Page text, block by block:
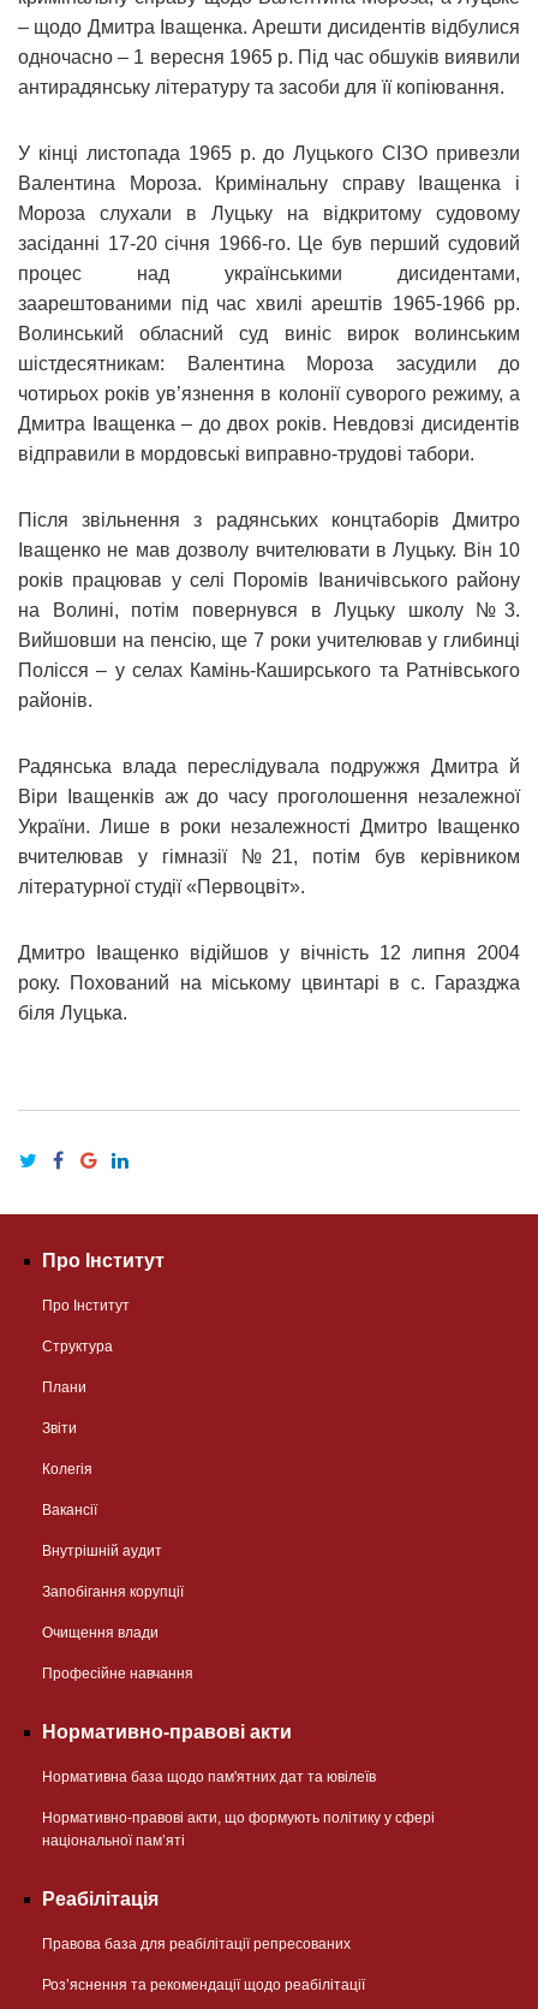
– щодо Дмитра Іващенка. Арешти дисидентів відбулися
одночасно – 1 вересня 1965 р. Під час обшуків виявили
антирадянську літературу та засоби для її копіювання.
У кінці листопада 1965 р. до Луцького СІЗО привезли
Валентина Мороза. Кримінальну справу Іващенка і
Мороза слухали в Луцьку на відкритому судовому
засіданні 17-20 січня 1966-го. Це був перший судовий
процес над українськими дисидентами,
заарештованими під час хвилі арештів 1965-1966 рр.
Волинський обласний суд виніс вирок волинським
шістдесятникам: Валентина Мороза засудили до
чотирьох років ув’язнення в колонії суворого режиму, а
Дмитра Іващенка – до двох років. Невдовзі дисидентів
відправили в мордовські виправно-трудові табори.
Після звільнення з радянських концтаборів Дмитро
Іващенко не мав дозволу вчителювати в Луцьку. Він 10
років працював у селі Поромів Іваничівського району
на Волині, потім повернувся в Луцьку школу №3.
Вийшовши на пенсію, ще 7 роки учителював у глибинці
Полісся – у селах Камінь-Каширського та Ратнівського
районів.
Радянська влада переслідувала подружжя Дмитра й
Віри Іващенків аж до часу проголошення незалежної
України. Лише в роки незалежності Дмитро Іващенко
вчителював у гімназії №21, потім був керівником
літературної студії «Первоцвіт».
Дмитро Іващенко відійшов у вічність 12 липня 2004
року. Похований на міському цвинтарі в с. Гаразджа
біля Луцька.
Про Інститут
Про Інститут
Структура
Плани
Звіти
Колегія
Вакансії
Внутрішній аудит
Запобігання корупції
Очищення влади
Професійне навчання
Нормативно-правові акти
Нормативна база щодо пам'ятних дат та ювілеїв
Нормативно-правові акти, що формують політику у сфері
національної памʼяті
Реабілітація
Правова база для реабілітації репресованих
Розʼяснення та рекомендації щодо реабілітації